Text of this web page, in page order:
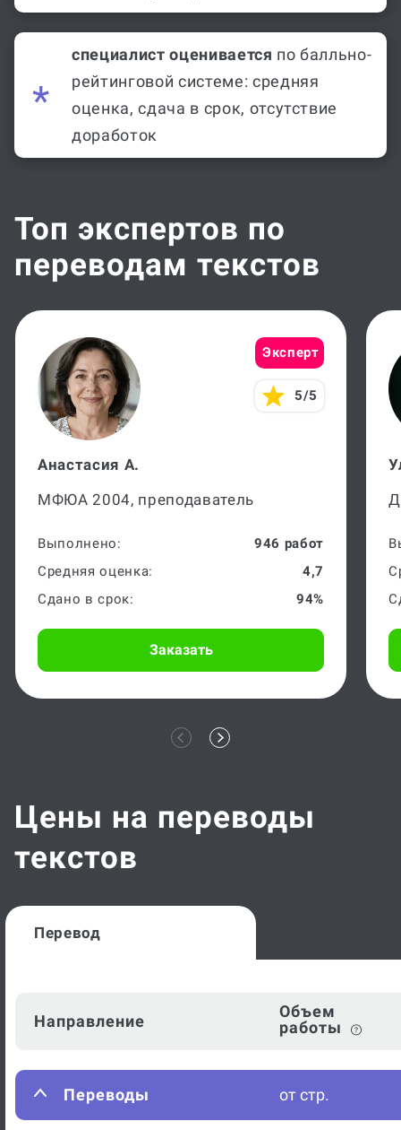
специалист оценивается по балльно-
рейтинговой системе: средняя
оценка, сдача в срок, отсутствие
доработок
Топ экспертов по
переводам текстов
Эксперт
5/5
Анастасия А.
МФЮА 2004, преподаватель
Выполнено:
946 работ
Средняя оценка:
4,7
Сдано в срок:
94%
Заказать
Цены на переводы
текстов
Перевод
Направление
Объем
работы
Переводы от стр.